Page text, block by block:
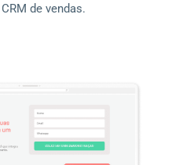
de vendas.